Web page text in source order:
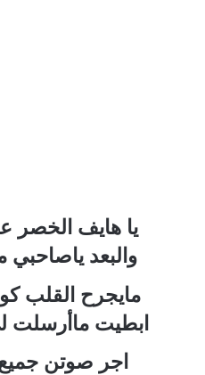
يا هايف الخصر
والبعد
مايجرح القلب
ابطيت ماأرسلت
اجر صوتن